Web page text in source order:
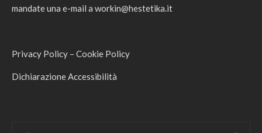
mandate una e-mail a workin@hestetika.it
Privacy Policy – Cookie Policy
Dichiarazione Accessibilità